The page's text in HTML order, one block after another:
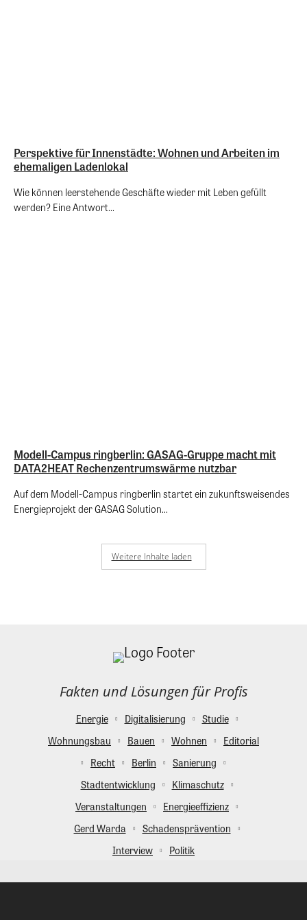
Perspektive für Innenstädte: Wohnen und Arbeiten im
ehemaligen Ladenlokal
Wie können leerstehende Geschäfte wieder mit Leben gefüllt
werden? Eine Antwort...
Modell-Campus ringberlin: GASAG-Gruppe macht mit
DATA2HEAT Rechenzentrumswärme nutzbar
Auf dem Modell-Campus ringberlin startet ein zukunftsweisendes
Energieprojekt der GASAG Solution...
Weitere Inhalte laden
Fakten und Lösungen für Profis
Energie Digitalisierung
Studie
Wohnungsbau
Bauen Wohnen
Editorial
Recht
Berlin
Sanierung
Stadtentwicklung
Klimaschutz
Veranstaltungen
Energieeffizienz
Gerd Warda
Schadensprävention
Interview
Politik